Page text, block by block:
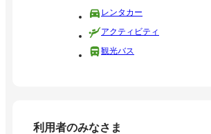
レンタカー
アクティビティ
観光バス
利用者のみなさま